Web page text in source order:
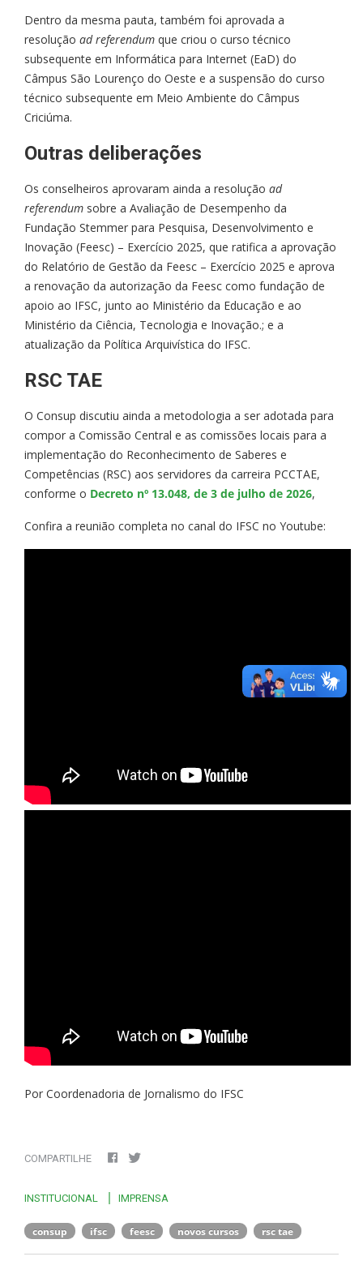
Dentro da mesma pauta, também foi aprovada a
resolução ad referendum que criou o curso técnico
subsequente em Informática para Internet (EaD) do
Câmpus São Lourenço do Oeste e a suspensão do curso
técnico subsequente em Meio Ambiente do Câmpus
Criciúma.
Outras deliberações
Os conselheiros aprovaram ainda a resolução ad
referendum sobre a Avaliação de Desempenho da
Fundação Stemmer para Pesquisa, Desenvolvimento e
Inovação (Feesc) – Exercício 2025, que ratifica a aprovação
do Relatório de Gestão da Feesc – Exercício 2025 e aprova
a renovação da autorização da Feesc como fundação de
apoio ao IFSC, junto ao Ministério da Educação e ao
Ministério da Ciência, Tecnologia e Inovação.; e a
atualização da Política Arquivística do IFSC.
RSC TAE
O Consup discutiu ainda a metodologia a ser adotada para
compor a Comissão Central e as comissões locais para a
implementação do Reconhecimento de Saberes e
Competências (RSC) aos servidores da carreira PCCTAE,
conforme o Decreto nº 13.048, de 3 de julho de 2026,
Confira a reunião completa no canal do IFSC no Youtube:
Por Coordenadoria de Jornalismo do IFSC
COMPARTILHE
INSTITUCIONAL IMPRENSA
consup ifsc feesc novos cursos rsc tae